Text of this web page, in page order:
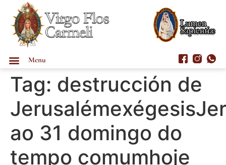
Menu
Tag: destrucción de
ao 31 domingo do
tempo comumhoje